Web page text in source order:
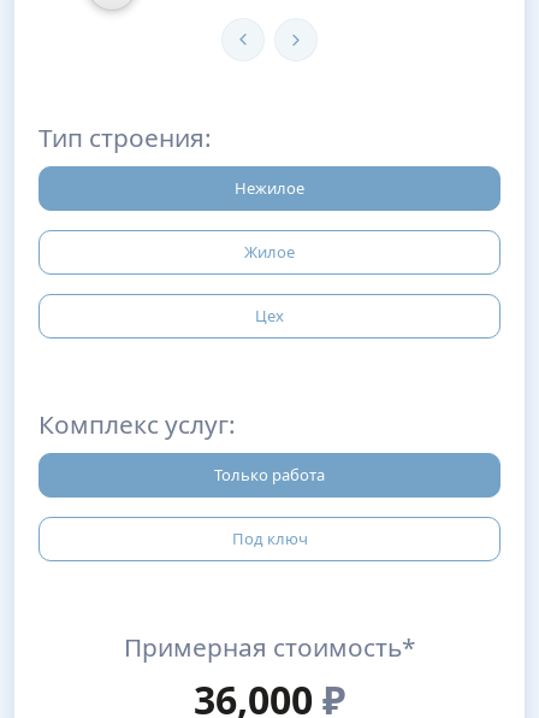
Тип строения:
Нежилое
Жилое
Цех
Комплекс услуг:
Только работа
Под ключ
Примерная стоимость*
36,000₽